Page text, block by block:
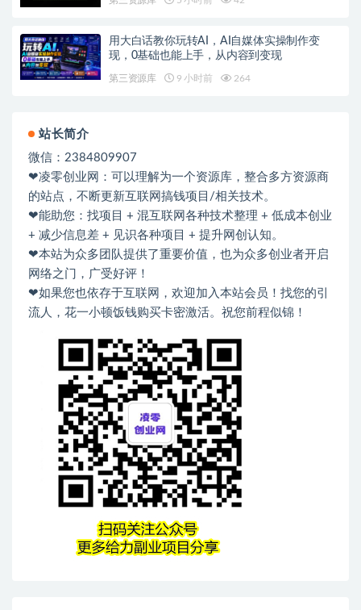
用大白话教你玩转AI，AI自媒体实操制作变
现，0基础也能上手，从内容到变现
第三资源库 9 小时前 264
站长简介
微信：2384809907
❤凌零创业网：可以理解为一个资源库，整合多方资源商
的站点，不断更新互联网搞钱项目/相关技术。
❤能助您：找项目 + 混互联网各种技术整理 + 低成本创业
+ 减少信息差 + 见识各种项目 + 提升网创认知。
❤本站为众多团队提供了重要价值，也为众多创业者开启
网络之门，广受好评！
❤如果您也依存于互联网，欢迎加入本站会员！找您的引
流人，花一小顿饭钱购买卡密激活。祝您前程似锦！